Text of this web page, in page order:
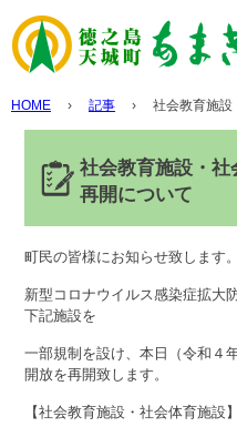
HOME › 記事 › 社会教育施設
社会教育施設・
再開について
町民の皆様にお知らせ致します。
新型コロナウイルス感染症拡大
下記施設を
一部規制を設け、本日（令和４
開放を再開致します。
【社会教育施設・社会体育施設】